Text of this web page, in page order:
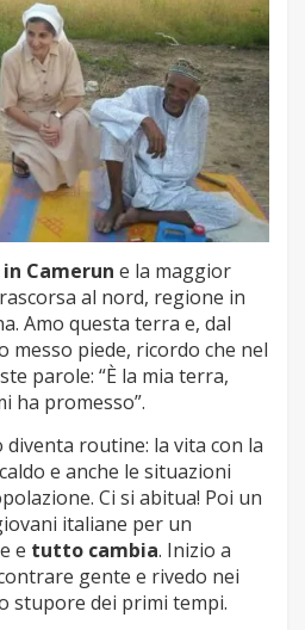
Camerun e la maggior
al nord, regione in
Amo questa terra e, dal
messo piede, ricordo che nel
parole: “È la mia terra,
ha promesso”.
routine: la vita con la
e anche le situazioni
Ci si abitua! Poi un
italiane per un
e tutto cambia. Inizio a
gente e rivedo nei
stupore dei primi tempi.